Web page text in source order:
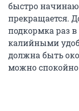
быстро
прекращается.
подкормка раз
калийными
должна быть
можно спокойно